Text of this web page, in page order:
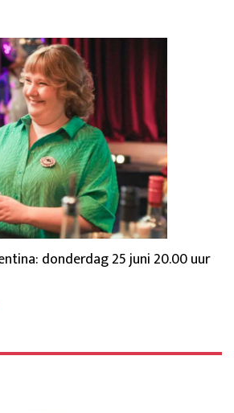
donderdag 25 juni 20.00 uur